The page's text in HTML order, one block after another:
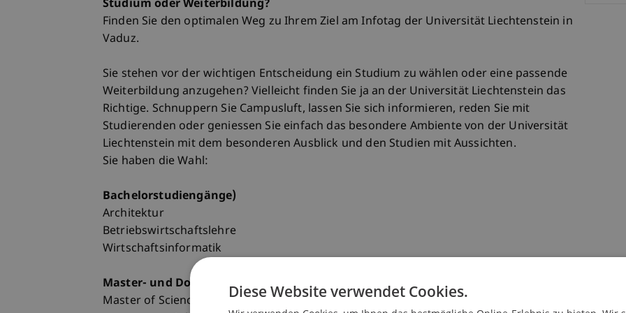
Studium oder Weiterbildung?
Finden Sie den optimalen Weg zu Ihrem Ziel am Infotag der Universität Liechtenstein in
Vaduz.
Sie stehen vor der wichtigen Entscheidung ein Studium zu wählen oder eine passende
Weiterbildung anzugehen? Vielleicht finden Sie ja an der Universität Liechtenstein das
Richtige. Schnuppern Sie Campusluft, lassen Sie sich informieren, reden Sie mit
Studierenden oder geniessen Sie einfach das besondere Ambiente von der Universität
Liechtenstein mit dem besonderen Ausblick und den Studien mit Aussichten.
Sie haben die Wahl:
Bachelorstudiengänge)
Architektur
Betriebswirtschaftslehre
Wirtschaftsinformatik
Master- und Doktoratsstudiengänge
Master of Science in Architecture
Diese Website verwendet Cookies.